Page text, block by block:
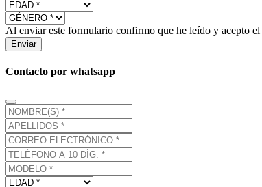
Al enviar este formulario confirmo que he leído y acepto el
Enviar
Contacto por whatsapp